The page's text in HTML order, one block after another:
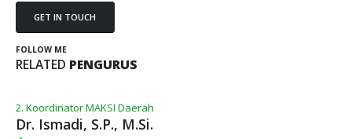
GET IN TOUCH
FOLLOW ME
RELATED PENGURUS
2. Koordinator MAKSI Daerah
Dr. Ismadi, S.P., M.Si.